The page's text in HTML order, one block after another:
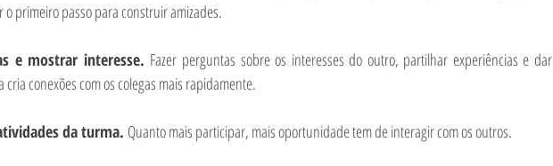
o primeiro passo para construir amizades.
e mostrar interesse. Fazer perguntas sobre os interesses do outro, partilhar experiências e dar
conexões com os colegas mais rapidamente.
da turma. Quanto mais participar, mais oportunidade tem de interagir com os outros.